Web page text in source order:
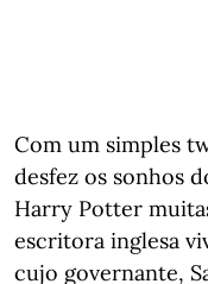
Com um simples
desfez os sonhos
Harry Potter
escritora inglesa
cujo governante,